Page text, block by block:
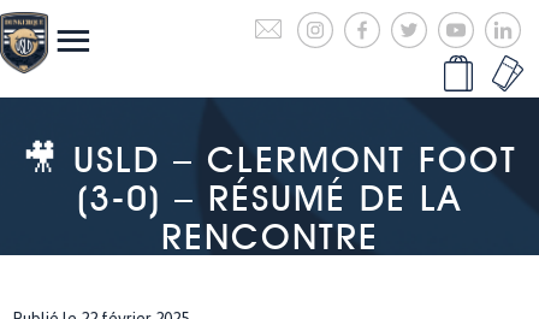
🎥 USLD – CLERMONT FOOT
(3-0) – RÉSUMÉ DE LA
RENCONTRE